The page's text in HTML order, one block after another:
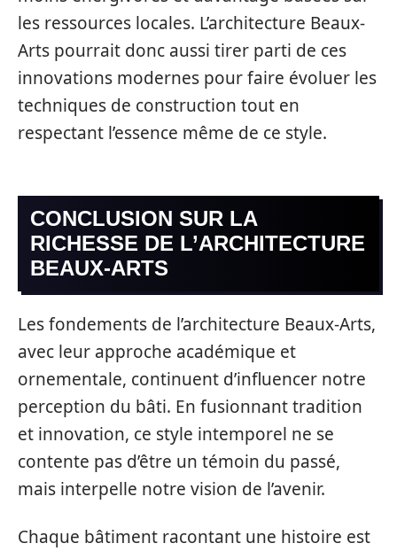
les ressources locales. L’architecture Beaux-
Arts pourrait donc aussi tirer parti de ces
innovations modernes pour faire évoluer les
techniques de construction tout en
respectant l’essence même de ce style.
CONCLUSION SUR LA
RICHESSE DE L’ARCHITECTURE
BEAUX-ARTS
Les fondements de l’architecture Beaux-Arts,
avec leur approche académique et
ornementale, continuent d’influencer notre
perception du bâti. En fusionnant tradition
et innovation, ce style intemporel ne se
contente pas d’être un témoin du passé,
mais interpelle notre vision de l’avenir.
Chaque bâtiment racontant une histoire est